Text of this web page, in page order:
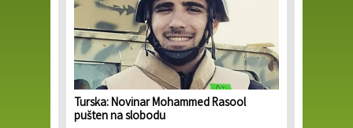
Turska: Novinar Mohammed Rasool
pušten na slobodu